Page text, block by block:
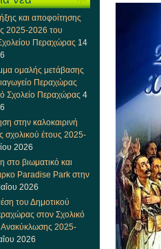
και αποφοίτησης
2025-2026 του
Περαχώρας 14
ομαλής μετάβασης
Περαχώρας
Σχολείο Περαχώρας 4
στην καλοκαιρινή
σχολικού έτους 2025-
2026
στο βιωματικό και
Paradise Park στην
2026
του Δημοτικού
στον Σχολικό
2025-
2026